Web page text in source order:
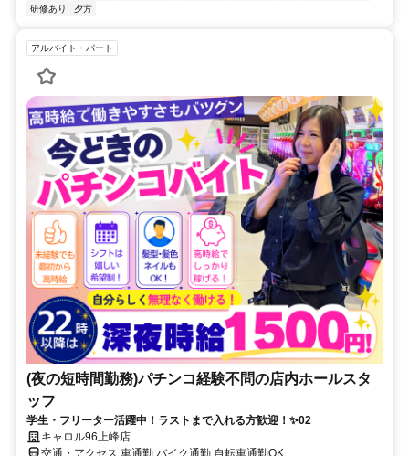
研修あり
夕方
アルバイト・パート
(夜の短時間勤務)パチンコ経験不問の店内ホールスタ
ッフ
学生・フリーター活躍中！ラストまで入れる方歓迎！✨02
キャロル96上峰店
交通・アクセス 車通勤 バイク通勤 自転車通勤OK